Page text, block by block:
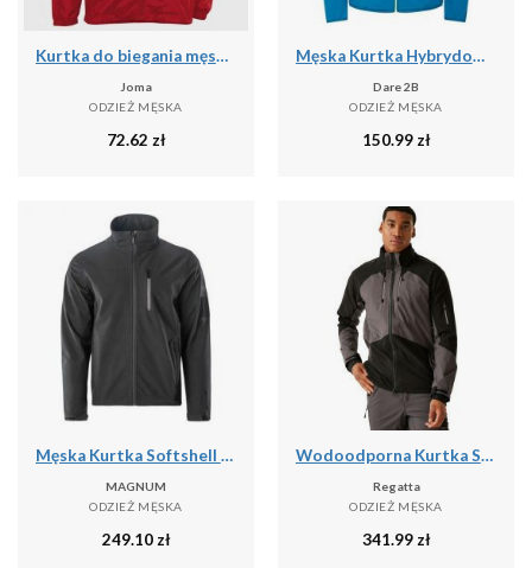
Kurtka do biegania męska Joma Iris przeciwdeszczowa
Joma
ODZIEŻ MĘSKA
72.62 zł
Męska Kurtka Hybrydowa Torrek
Dare 2B
ODZIEŻ MĘSKA
150.99zł
Męska Kurtka Softshell 2.0 Deer
MAGNUM
ODZIEŻ MĘSKA
249.10zł
Wodoodporna Kurtka Stretch Shell Dla Dorosłych Unisex
Regatta
ODZIEŻ MĘSKA
341.99zł